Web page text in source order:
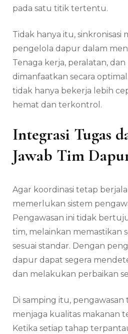
pada satu titik tertentu.
Tidak hanya itu, sinkronisasi
pengelola dapur dalam
Tenaga kerja, peralatan,
dimanfaatkan secara
tidak hanya bekerja lebih
hemat dan terkontrol.
Integrasi Tugas
Jawab Tim
Agar koordinasi tetap
memerlukan sistem
Pengawasan ini tidak
tim, melainkan memastikan
sesuai standar. Dengan
dapur dapat segera
dan melakukan perbaikan
Di samping itu,
menjaga kualitas makanan
Ketika setiap tahap